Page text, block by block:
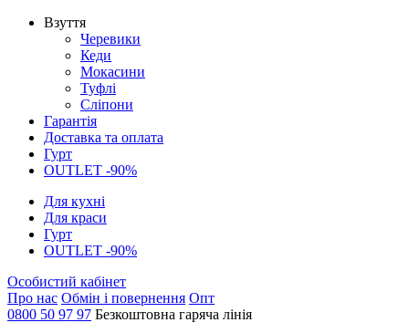
Взуття
Черевики
Кеди
Мокасини
Туфлі
Сліпони
Гарантія
Доставка та оплата
Гурт
OUTLET -90%
Для кухні
Для краси
Гурт
OUTLET -90%
Особистий кабінет
Про нас Обмін і повернення Опт
0800 50 97 97 Безкоштовна гаряча лінія